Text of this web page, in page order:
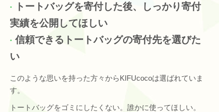
トートバッグを寄付した後、しっかり寄付
実績を公開してほしい
信頼できるトートバッグの寄付先を選びた
い
このような思いを持った方々からKIFUcocoは選ばれていま
す。
トートバッグをゴミにしたくない。誰かに使ってほしい。